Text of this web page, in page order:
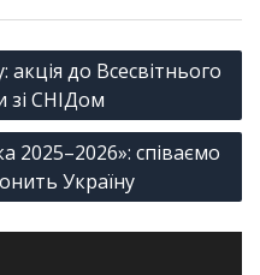
до Всесвітнього
зі СНІДом
2025–2026»: співаємо
Україну